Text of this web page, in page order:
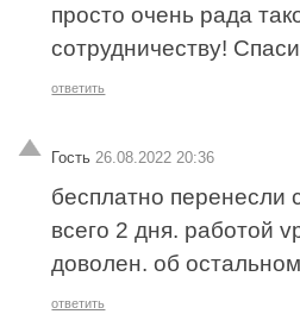
просто очень рада
сотрудничеству!
ответить
Гость 26.08.2022 20:36
бесплатно перенесли
всего 2 дня. работой
доволен. об
ответить